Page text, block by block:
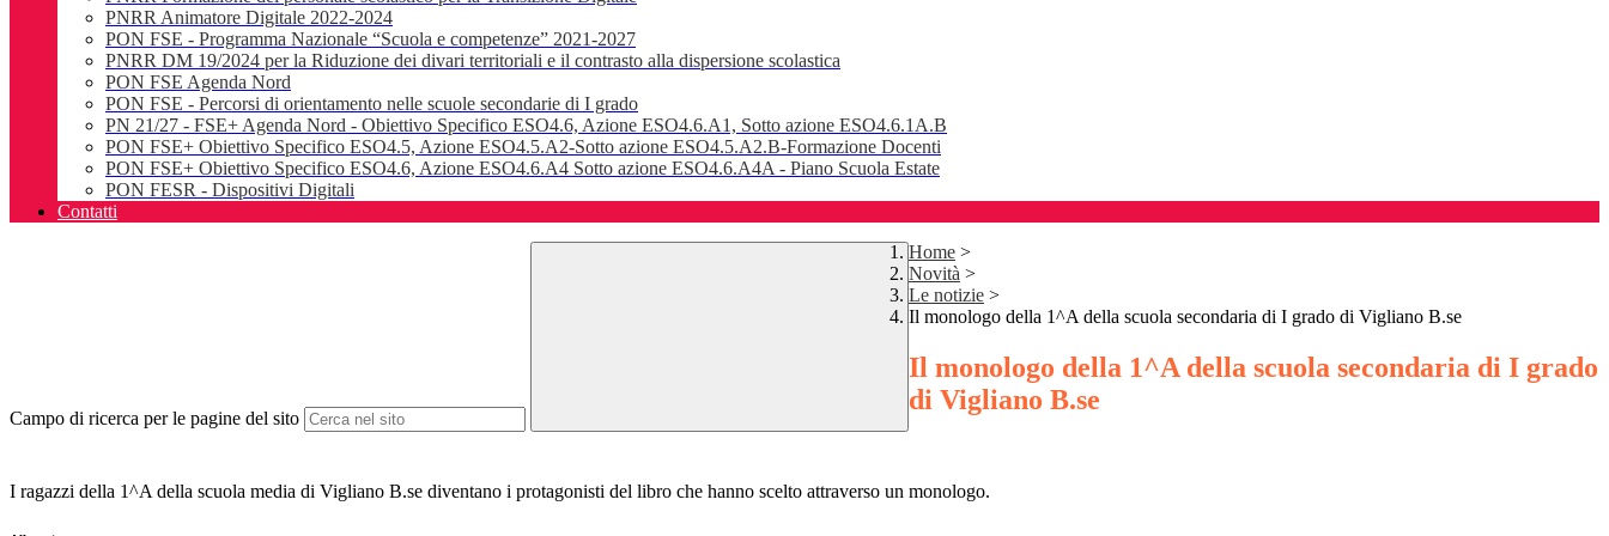
PNRR Animatore Digitale 2022-2024
PON FSE - Programma Nazionale “Scuola e competenze” 2021-2027
PNRR DM 19/2024 per la Riduzione dei divari territoriali e il contrasto alla dispersione scolastica
PON FSE Agenda Nord
PON FSE - Percorsi di orientamento nelle scuole secondarie di I grado
PN 21/27 - FSE+ Agenda Nord - Obiettivo Specifico ESO4.6, Azione ESO4.6.A1, Sotto azione ESO4.6.1A.B
PON FSE+ Obiettivo Specifico ESO4.5, Azione ESO4.5.A2-Sotto azione ESO4.5.A2.B-Formazione Docenti
PON FSE+ Obiettivo Specifico ESO4.6, Azione ESO4.6.A4 Sotto azione ESO4.6.A4A - Piano Scuola Estate
PON FESR - Dispositivi Digitali
Contatti
Campo di ricerca per le pagine del sito
Home >
Novità >
Le notizie >
Il monologo della 1^A della scuola secondaria di I grado di Vigliano B.se
Il monologo della 1^A della scuola secondaria di I grado
di Vigliano B.se
I ragazzi della 1^A della scuola media di Vigliano B.se diventano i protagonisti del libro che hanno scelto attraverso un monologo.